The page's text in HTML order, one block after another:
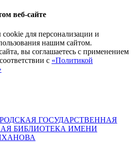
веб-сайте
для персонализации и
нашим сайтом.
вы соглашаетесь с применением
с «Политикой
ГОСУДАРСТВЕННАЯ
БИБЛИОТЕКА ИМЕНИ